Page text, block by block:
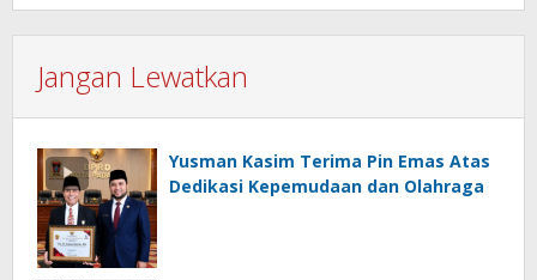
Jangan Lewatkan
Yusman Kasim Terima Pin Emas Atas
Dedikasi Kepemudaan dan Olahraga